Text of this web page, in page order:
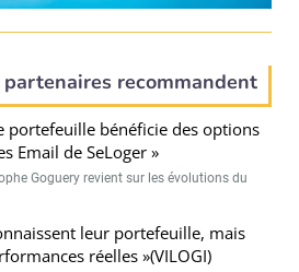
partenaires recommandent
portefeuille bénéficie des options
Email de SeLoger »
Goguery revient sur les évolutions du
leur portefeuille, mais
réelles »(VILOGI)